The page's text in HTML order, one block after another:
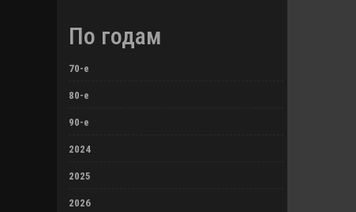
По годам
70-е
80-е
90-е
2024
2025
2026